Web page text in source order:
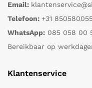
Email:
Telefoon: +31
WhatsApp: 085 058 00
Bereikbaar op
Klantenservice